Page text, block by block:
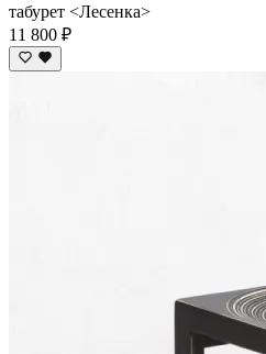
табурет <Лесенка>
11 800 ₽